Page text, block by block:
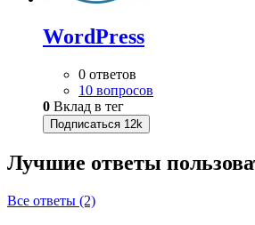
WordPress
0 ответов
10 вопросов
0 Вклад в тег
Подписаться 12k
Лучшие ответы
Все ответы (2)